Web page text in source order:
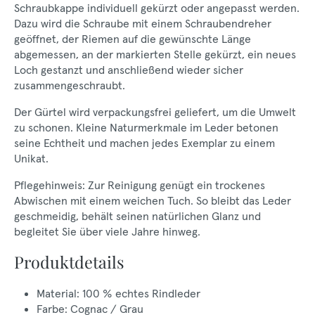
Schraubkappe individuell gekürzt oder angepasst werden.
Dazu wird die Schraube mit einem Schraubendreher
geöffnet, der Riemen auf die gewünschte Länge
abgemessen, an der markierten Stelle gekürzt, ein neues
Loch gestanzt und anschließend wieder sicher
zusammengeschraubt.
Der Gürtel wird verpackungsfrei geliefert, um die Umwelt
zu schonen. Kleine Naturmerkmale im Leder betonen
seine Echtheit und machen jedes Exemplar zu einem
Unikat.
Pflegehinweis: Zur Reinigung genügt ein trockenes
Abwischen mit einem weichen Tuch. So bleibt das Leder
geschmeidig, behält seinen natürlichen Glanz und
begleitet Sie über viele Jahre hinweg.
Produktdetails
Material: 100 % echtes Rindleder
Farbe: Cognac / Grau